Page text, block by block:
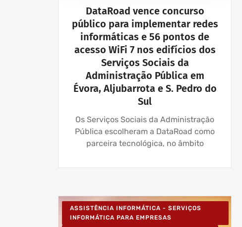
DataRoad vence concurso
público para implementar redes
informáticas e 56 pontos de
acesso WiFi 7 nos edifícios dos
Serviços Sociais da
Administração Pública em
Évora, Aljubarrota e S. Pedro do
Sul
Os Serviços Sociais da Administração
Pública escolheram a DataRoad como
parceira tecnológica, no âmbito
ASSISTÊNCIA INFORMÁTICA - SERVIÇOS
INFORMÁTICA PARA EMPRESAS